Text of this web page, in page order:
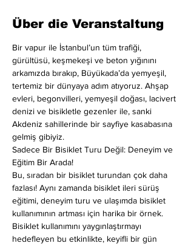
Über die Veranstaltung
Bir vapur ile İstanbul’un tüm trafiği,
gürültüsü, keşmekeşi ve beton yığınını
arkamızda bırakıp, Büyükada’da yemyeşil,
tertemiz bir dünyaya adım atıyoruz. Ahşap
evleri, begonvilleri, yemyeşil doğası, lacivert
denizi ve bisikletle gezenler ile, sanki
Akdeniz sahillerinde bir sayfiye kasabasına
gelmiş gibiyiz.
Sadece Bir Bisiklet Turu Değil: Deneyim ve
Eğitim Bir Arada!
Bu, sıradan bir bisiklet turundan çok daha
fazlası! Aynı zamanda bisiklet ileri sürüş
eğitimi, deneyim turu ve ulaşımda bisiklet
kullanımının artması için harika bir örnek.
Bisiklet kullanımını yaygınlaştırmayı
hedefleyen bu etkinlikte, keyifli bir gün